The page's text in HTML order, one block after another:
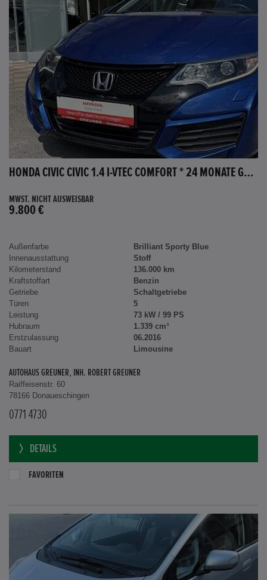
HONDA CIVIC CIVIC 1.4 I-VTEC COMFORT * 24 MONATE GARANTIE *
MWST. NICHT AUSWEISBAR
9.800 €
Außenfarbe
Brilliant Sporty Blue
Innenausstattung
Stoff
Kilometerstand
136.000 km
Kraftstoffart
Benzin
Getriebe
Schaltgetriebe
Türen
5
Leistung
73 kW / 99 PS
Hubraum
1.339 cm³
Erstzulassung
06.2016
Bauart
Limousine
AUTOHAUS GREUNER, INH. ROBERT GREUNER
Raiffeisenstr. 60
78166 Donaueschingen
0771 4730
DETAILS
FAVORITEN